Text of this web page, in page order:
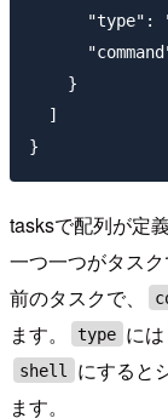
"type":
    }
  ]
tasksで配列が定
一つ一つがタス
前のタスクで、
ます。
type には
shell
にすると
ます。